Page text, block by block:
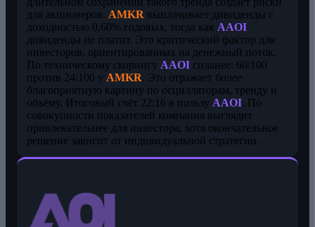
для акционеров. AMKR выплачивает дивиденды с
доходностью 0,60% годовых, тогда как AAOI
дивиденды не платит. Это критический фактор для
инвесторов, ориентированных на денежный поток.
По техническому скорингу AAOI сильнее: 60/100
против 24/100 у AMKR. Это отражает более
благоприятную картину по осцилляторам, тренду и
объёму. Итоговый счёт 22:16 в пользу AAOI. По
совокупности показателей компания выглядит
привлекательнее для инвестора, хотя окончательное
решение зависит от индивидуальной стратегии.